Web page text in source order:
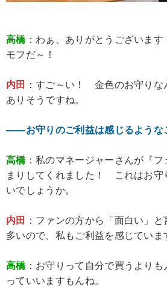
高橋：わぁ、ありがとうございま
モフだ～！
内田
：すご～い！ 金色のお守りな
ありそうですね。
――お守りのご利益は感じるような
高橋：私のマネージャーさんが『フ
まりしてくれました！ これはお守
いでしょうか。
内田
：ファンの方から「面白い」
多いので、私もご利益を感じていま
高橋：お守りって自分で買うよりも
っていいますもんね。